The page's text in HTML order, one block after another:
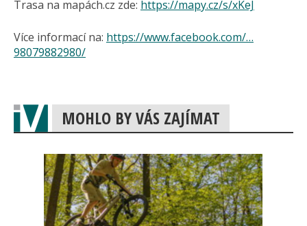
Trasa na mapách.cz zde: https://mapy.cz/s/xKeJ
Více informací na: https://www.facebook.com/…
98079882980/
MOHLO BY VÁS ZAJÍMAT